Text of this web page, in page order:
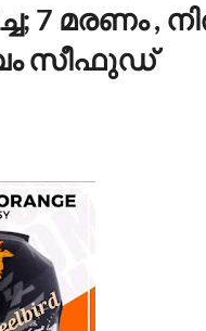
7 മരണം ,
സീഫുഡ്